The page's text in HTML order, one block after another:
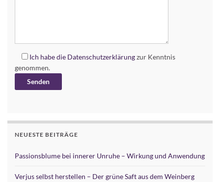
Ich habe die Datenschutzerklärungzur Kenntnis
genommen.
NEUESTE BEITRÄGE
Passionsblume bei innerer Unruhe – Wirkung und Anwendung
Verjus selbst herstellen – Der grüne Saft aus dem Weinberg